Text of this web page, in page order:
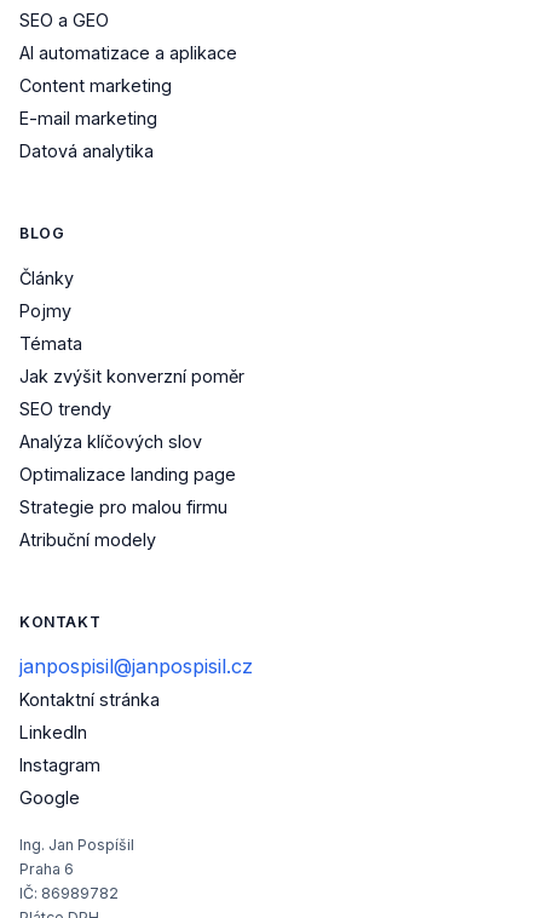
SEO a GEO
AI automatizace a aplikace
Content marketing
E-mail marketing
Datová analytika
BLOG
Články
Pojmy
Témata
Jak zvýšit konverzní poměr
SEO trendy
Analýza klíčových slov
Optimalizace landing page
Strategie pro malou firmu
Atribuční modely
KONTAKT
janpospisil@janpospisil.cz
Kontaktní stránka
LinkedIn
Instagram
Google
Ing. Jan Pospíšil
Praha 6
IČ: 86989782